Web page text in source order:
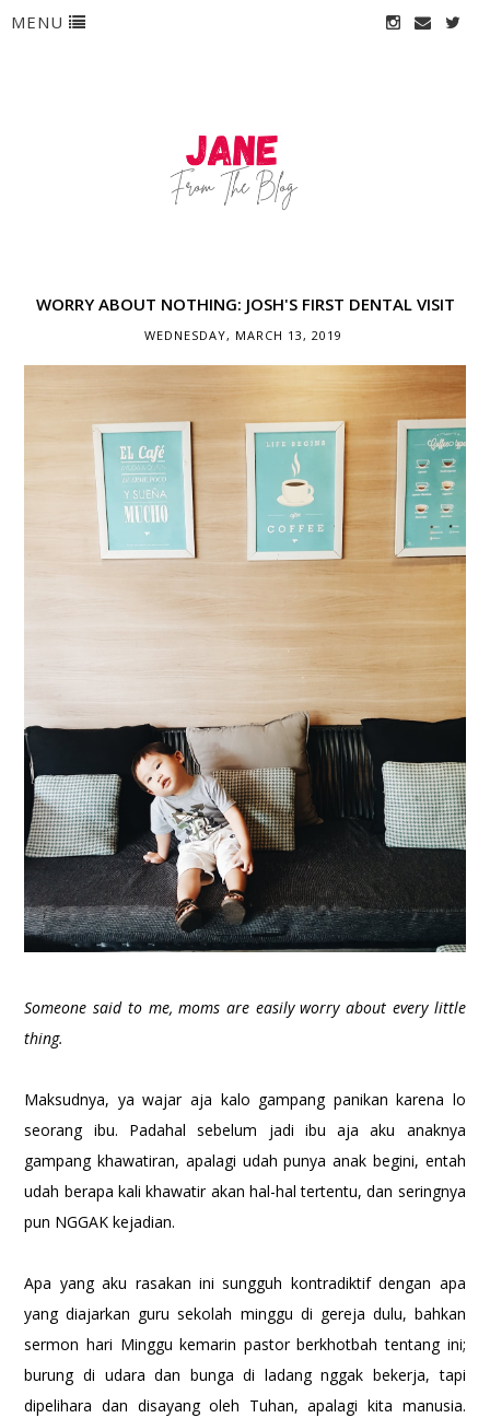
MENU
WORRY ABOUT NOTHING: JOSH'S FIRST DENTAL VISIT
WEDNESDAY, MARCH 13, 2019
Someone said to me, moms are easily worry about every little
thing.
Maksudnya, ya wajar aja kalo gampang panikan karena lo
seorang ibu. Padahal sebelum jadi ibu aja aku anaknya
gampang khawatiran, apalagi udah punya anak begini, entah
udah berapa kali khawatir akan hal-hal tertentu, dan seringnya
pun NGGAK kejadian.
Apa yang aku rasakan ini sungguh kontradiktif dengan apa
yang diajarkan guru sekolah minggu di gereja dulu, bahkan
sermon hari Minggu kemarin pastor berkhotbah tentang ini;
burung di udara dan bunga di ladang nggak bekerja, tapi
dipelihara dan disayang oleh Tuhan, apalagi kita manusia.